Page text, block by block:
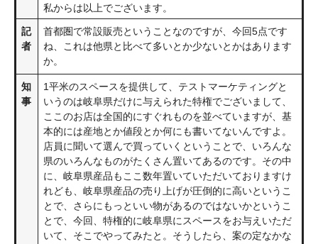
私からは以上でございます。
記
者
首都圏で常設販売ということなのですが、今回5点です
ね、これは他県と比べて多いとか少ないとかはあります
か。
知
事
1平米のスペースを提供して、テストマーケティングと
いうのは岐阜県だけに与えられた特権でございまして、
ここのお店は全国的にすぐれものを並べていますが、基
本的には産地とか値段とか何にも書いてないんですよ。
店員に聞いて選んで買っていくということで、いろんな
県のいろんなものがたくさん置いてあるのです。その中
に、岐阜県産品もここ数年置いていただいておりますけ
れども、岐阜県産品の売り上げが圧倒的に高いというこ
とで、さらにもっといい物があるのではないかというこ
とで、今回、特権的に岐阜県にスペースをお与えいただ
いて、そこでやってみたと。そうしたら、案の定なかな